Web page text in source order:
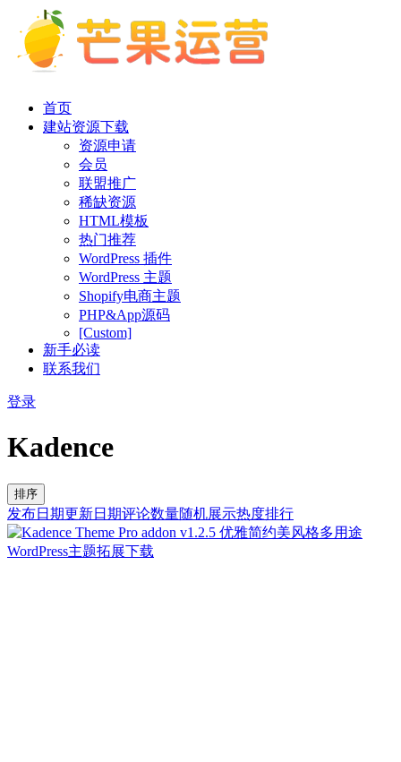
首页
建站资源下载
资源申请
会员
联盟推广
稀缺资源
HTML模板
热门推荐
WordPress 插件
WordPress 主题
Shopify电商主题
PHP&App源码
[Custom]
新手必读
联系我们
登录
Kadence
排序
发布日期更新日期评论数量随机展示热度排行